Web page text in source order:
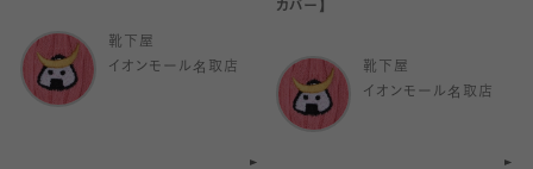
靴下屋
イオンモール名取店
カバー】
靴下屋
イオンモール名取店